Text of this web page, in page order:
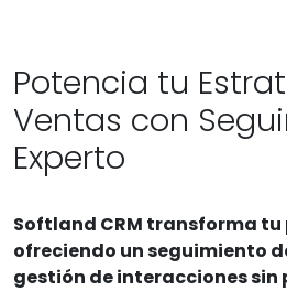
Potencia tu
Ventas con
Experto
Softland CRM transforma tu
ofreciendo un seguimiento
gestión de interacciones sin